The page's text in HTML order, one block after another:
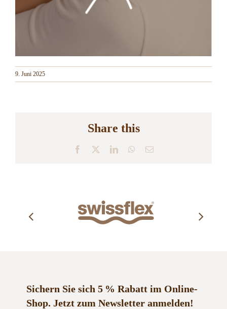
9. Juni 2025
Share this
Facebook LinkedInWhatsApp
E-
Sichern Sie sich 5 % Rabatt im Online-
Shop. Jetzt zum Newsletter anmelden!